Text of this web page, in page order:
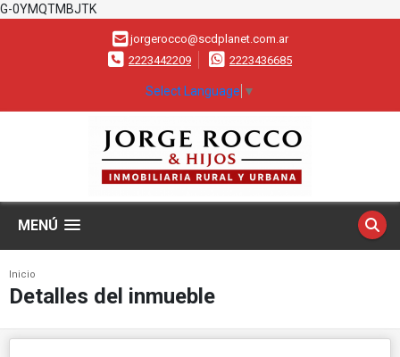
G-0YMQTMBJTK
jorgerocco@scdplanet.com.ar
2223442209
2223436685
Select Language ▼
MENÚ
Inicio
Detalles del inmueble